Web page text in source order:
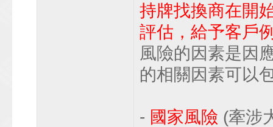
持牌找換商在開
評估，給予客戶
風險的因素是因
的相關因素可以
- 國家風險 (牽涉